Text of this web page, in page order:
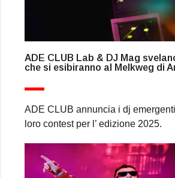
ADE CLUB Lab & DJ Mag
che si esibiranno al Melkweg di
ADE CLUB annuncia i dj
loro contest per l’ edizione 2025.